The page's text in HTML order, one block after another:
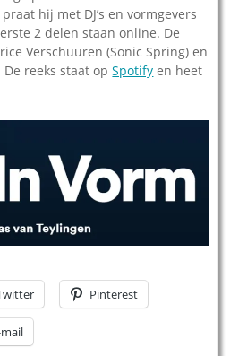
hij met DJ’s en vormgevers
2 delen staan online. De
Verschuuren (Sonic Spring) en
De reeks staat opSpotify en heet
Pinterest
mail